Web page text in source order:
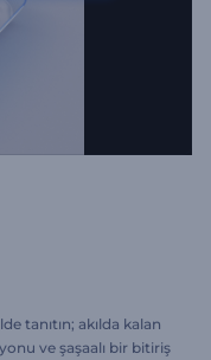
tanıtın; akılda kalan
ve şaşaalı bir bitiriş